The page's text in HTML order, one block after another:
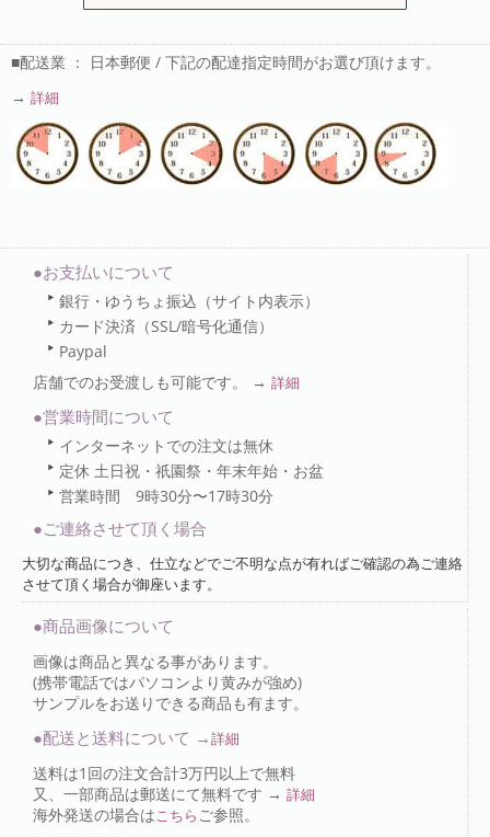
■配送業 ： 日本郵便 / 下記の配達指定時間がお選び頂けます。
→ 詳細
●お支払いについて
銀行・ゆうちょ振込（サイト内表示）
カード決済（SSL/暗号化通信）
Paypal
店舗でのお受渡しも可能です。 → 詳細
●営業時間について
インターネットでの注文は無休
定休 土日祝・祇園祭・年末年始・お盆
営業時間 9時30分〜17時30分
●ご連絡させて頂く場合
大切な商品につき、仕立などでご不明な点が有ればご確認の為ご連絡
させて頂く場合が御座います。
●商品画像について
画像は商品と異なる事があります。
(携帯電話ではパソコンより黄みが強め)
サンプルをお送りできる商品も有ます。
●配送と送料について →詳細
送料は1回の注文合計3万円以上で無料
又、一部商品は郵送にて無料です → 詳細
海外発送の場合はこちら ご参照。